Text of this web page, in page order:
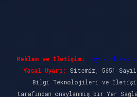
Reklam ve İletişim:
Skype:
Yasal Uyarı:
Sitemiz, 5651
Bilgi Teknolojileri ve İletişim
tarafından onaylanmış bir Yer